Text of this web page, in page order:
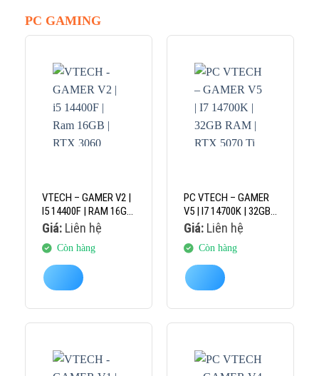
PC GAMING
VTECH – GAMER V2 |
I5 14400F | RAM 16GB
| RTX 3060 12GB
Giá:Liên hệ
Còn hàng
PC VTECH – GAMER
V5 | I7 14700K | 32GB
RAM | RTX 5070 TI
Giá:Liên hệ
Còn hàng